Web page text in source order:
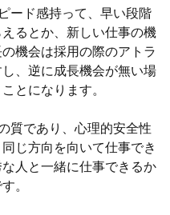
ード感持って、早い段階
るとか、新しい仕事の機
機会は採用の際のアトラ
、逆に成長機会が無い場
とになります。
質であり、心理的安全性
じ方向を向いて仕事でき
人と一緒に仕事できるか
。